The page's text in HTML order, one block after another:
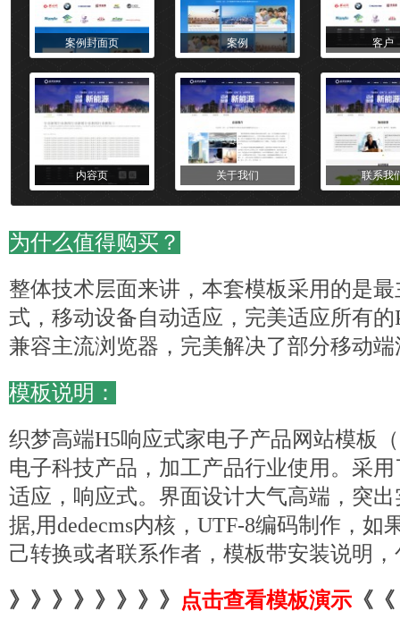
案例封面页 案例 客户
内容页 关于我们 联系我
为什么值得购买？
整体技术层面来讲，本套模板采用的是
式，移动设备自动适应，完美适应所有的
兼容主流浏览器，完美解决了部分移动
模板说明：
织梦高端H5响应式家电子产品网站模板
电子科技产品，加工产品行业使用。采
适应，响应式。界面设计大气高端，突
据,用dedecms内核，UTF-8编码制作，如
己转换或者联系作者，模板带安装说明
》》》》》》》》 点击查看模板演示 《